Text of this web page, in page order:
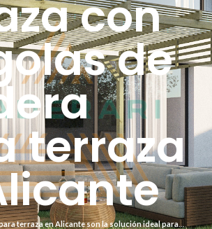
con
de
terraza
terraza en Alicante son la solución ideal para